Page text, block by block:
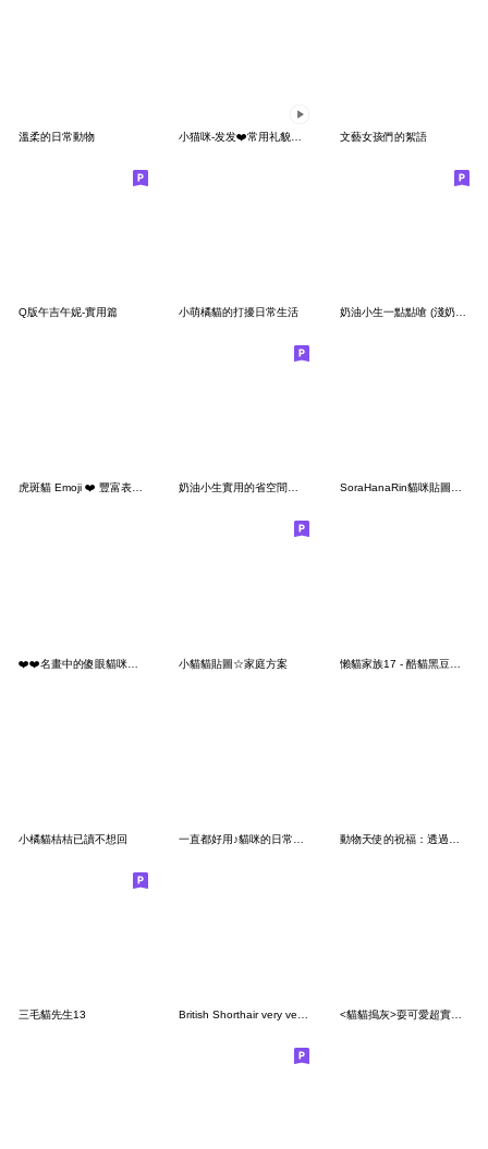
溫柔的日常動物 文藝女孩們的絮語
Q版午吉午妮-實用篇 小萌橘貓的打擾日常生活 奶油小生一點點嗆 (淺奶油虎斑貓)
虎斑貓 Emoji ❤️ 豐富表情18 奶油小生實用的省空間貼圖(灰白虎斑貓) SoraHanaRin貓咪貼圖＊禮貌篇＊
小貓貓貼圖☆家庭方案
小橘貓桔桔已讀不想回
三毛貓先生13 British Shorthair very very cute [TW] <貓貓搗灰>耍可愛超實用♡♡♡～